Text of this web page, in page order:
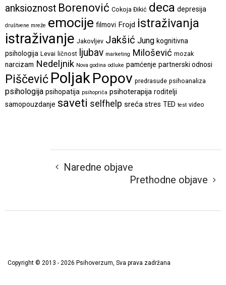
anksioznost Borenović Cokoja Đikić deca depresija
društvene mreže emocije filmovi Frojd istraživanja
istraživanje Jakovljev Jakšić Jung kognitivna
psihologija Levai ličnost ljubav marketing Milošević mozak
narcizam Nedeljnik Nova godina odluke pamćenje partnerski odnosi
Piščević PoljakPopov predrasude psihoanaliza
psihologija psihopatija psihopriča psihoterapija roditelji
samopouzdanje saveti selfhelp sreća stres TED test video
Naredne objave
Prethodne objave
Copyright © 2013 - 2026 Psihoverzum, Sva prava zadržana